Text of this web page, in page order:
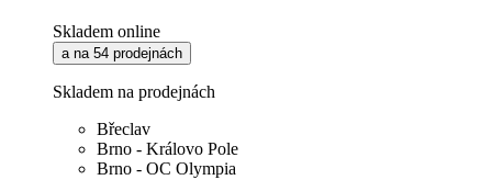
Skladem online
a na 54 prodejnách
Skladem na prodejnách
Břeclav
Brno - Královo Pole
Brno - OC Olympia